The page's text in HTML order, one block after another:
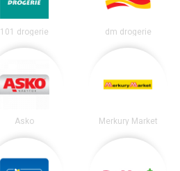
101 drogerie dm drogerie
Asko Merkury Market